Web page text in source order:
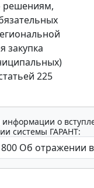
решениям,
закупка
225
о
системы ГАРАНТ: